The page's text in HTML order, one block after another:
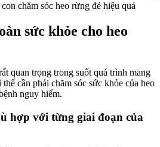
chăm sóc heo rừng đẻ hiệu quả
sức khỏe cho heo
quan trọng trong suốt quá trình mang
cần phải chăm sóc sức khỏe của heo
nguy hiểm.
hợp với từng giai đoạn của